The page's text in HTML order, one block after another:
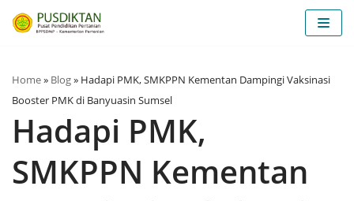
Lompat
ke
Home» Blog» Hadapi PMK, SMKPPN Kementan Dampingi Vaksinasi
Booster PMK di Banyuasin Sumsel
Hadapi PMK,
SMKPPN Kementan